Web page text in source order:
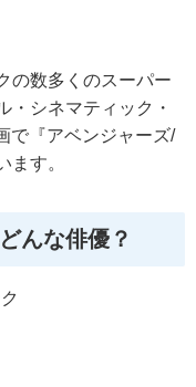
の数多くのスーパー
・シネマティック・
で『アベンジャーズ/
ます。
んな俳優？